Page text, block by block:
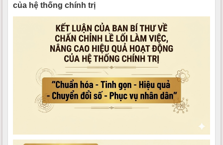
của hệ thống chính trị